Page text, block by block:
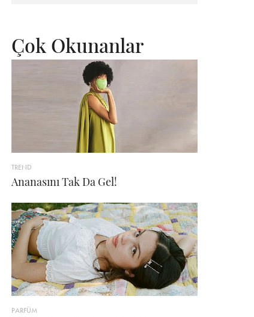
Çok Okunanlar
TREND
Ananasını Tak Da Gel!
PARFÜM